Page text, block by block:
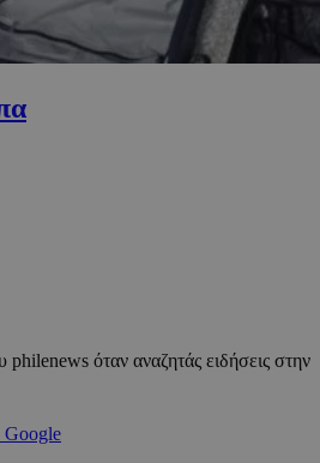
όταν αναζητάς ειδήσεις στην
Google